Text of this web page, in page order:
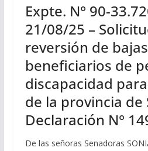
Expte. N° 90-
21/08/25 –
reversión de
beneficiarios de
discapacidad
de la provincia de
Declaración N°
De las señoras Senadoras